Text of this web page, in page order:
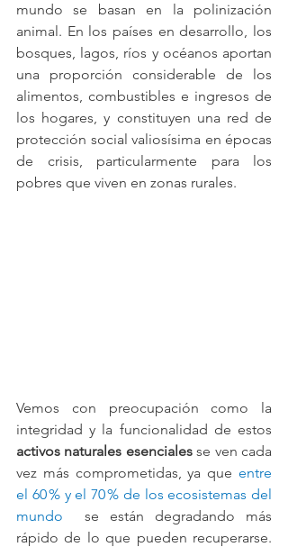
mundo se basan en la polinización
animal. En los países en desarrollo, los
bosques, lagos, ríos y océanos aportan
una proporción considerable de los
alimentos, combustibles e ingresos de
los hogares, y constituyen una red de
protección social valiosísima en épocas
de crisis, particularmente para los
pobres que viven en zonas rurales.
Vemos con preocupación como la
activos naturales esenciales se ven cada
vez más comprometidas, ya que entre
el 60 % y el 70 % de los ecosistemas del
mundo
  se están degradando más
rápido de lo que pueden recuperarse.